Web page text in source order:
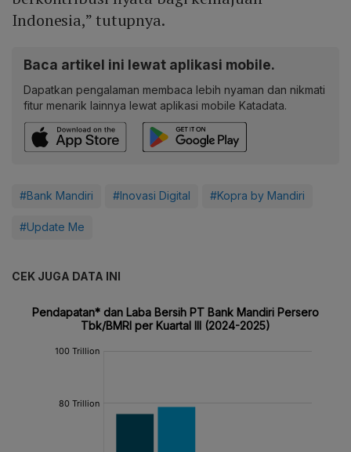
Indonesia,” tutupnya.
Baca artikel ini lewat aplikasi mobile.
Dapatkan pengalaman membaca lebih nyaman dan nikmati
fitur menarik lainnya lewat aplikasi mobile Katadata.
#Bank Mandiri #Inovasi Digital #Kopra by Mandiri
#Update Me
CEK JUGA DATA INI